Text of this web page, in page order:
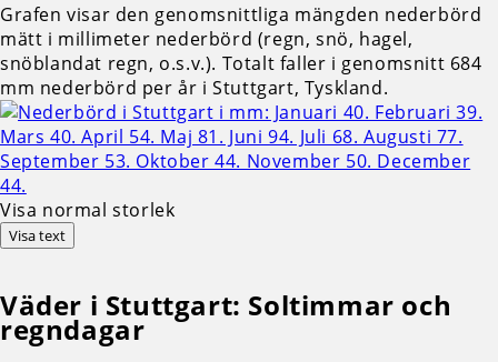
Grafen visar den genomsnittliga mängden nederbörd
mätt i millimeter nederbörd (regn, snö, hagel,
snöblandat regn, o.s.v.). Totalt faller i genomsnitt 684
mm nederbörd per år i Stuttgart, Tyskland.
Visa normal storlek
Visa text
Väder i Stuttgart: Soltimmar och
regndagar